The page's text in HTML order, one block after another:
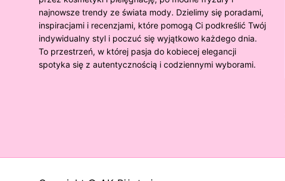
najnowsze trendy ze świata mody. Dzielimy się poradami,
inspiracjami i recenzjami, które pomogą Ci podkreślić Twój
indywidualny styl i poczuć się wyjątkowo każdego dnia.
To przestrzeń, w której pasja do kobiecej elegancji
spotyka się z autentycznością i codziennymi wyborami.